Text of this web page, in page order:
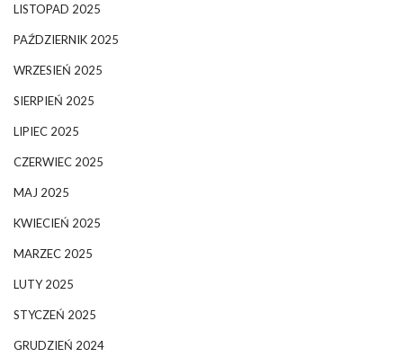
LISTOPAD 2025
PAŹDZIERNIK 2025
WRZESIEŃ 2025
SIERPIEŃ 2025
LIPIEC 2025
CZERWIEC 2025
MAJ 2025
KWIECIEŃ 2025
MARZEC 2025
LUTY 2025
STYCZEŃ 2025
GRUDZIEŃ 2024